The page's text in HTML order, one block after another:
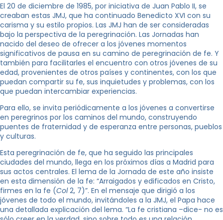
El 20 de diciembre de 1985, por iniciativa de Juan Pablo II, se
creaban estas JMJ, que ha continuado Benedicto XVI con su
carisma y su estilo propios. Las JMJ han de ser consideradas
bajo la perspectiva de la peregrinación. Las Jornadas han
nacido del deseo de ofrecer a los jóvenes momentos
significativos de pausa en su camino de peregrinación de fe. Y
también para facilitarles el encuentro con otros jóvenes de su
edad, provenientes de otros países y continentes, con los que
puedan compartir su fe, sus inquietudes y problemas, con los
que puedan intercambiar experiencias.
Para ello, se invita periódicamente a los jóvenes a convertirse
en peregrinos por los caminos del mundo, construyendo
puentes de fraternidad y de esperanza entre personas, pueblos
y culturas.
Esta peregrinación de fe, que ha seguido las principales
ciudades del mundo, llega en los próximos días a Madrid para
sus actos centrales. El lema de la Jornada de este año insiste
en esta dimensión de la fe: “Arraigados y edificados en Cristo,
firmes en la fe (Col2, 7)”. En el mensaje que dirigió a los
jóvenes de todo el mundo, invitándoles a la JMJ, el Papa hace
una detallada explicación del lema. “La fe cristiana –dice- no es